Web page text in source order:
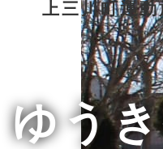
上三川町運
ゆう